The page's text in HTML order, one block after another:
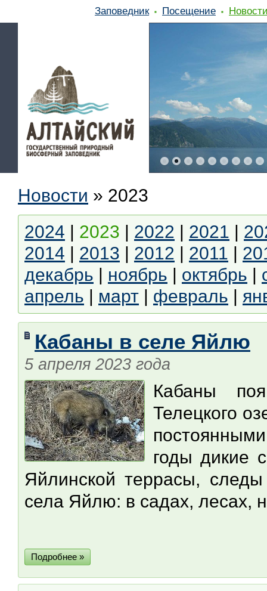
Заповедник Посещение
Новости » 2023
2024 | 2023 | 2022 | 2021 |
2014 | 2013 | 2012 | 2011 |
декабрь | ноябрь | октябрь |
апрель | март | февраль |
Кабаны в селе Яйлю
5 апреля 2023 года
Кабаны
Телецкого
годы дикие
Яйлинской террасы,
села Яйлю: в садах, лесах,
Подробнее »